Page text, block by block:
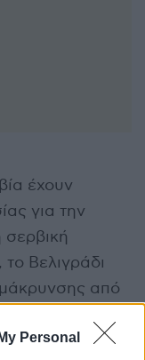
Personal
έχουν
για την
Βελιγράδι
από
την Ελλάδα,